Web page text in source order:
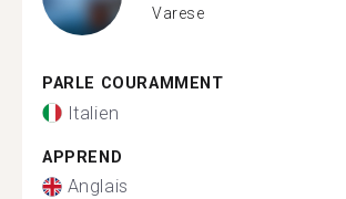
Varese
PARLE COURAMMENT
Italien
APPREND
Anglais